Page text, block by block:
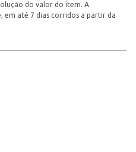
do valor do item. A
em até 7 dias corridos a partir da